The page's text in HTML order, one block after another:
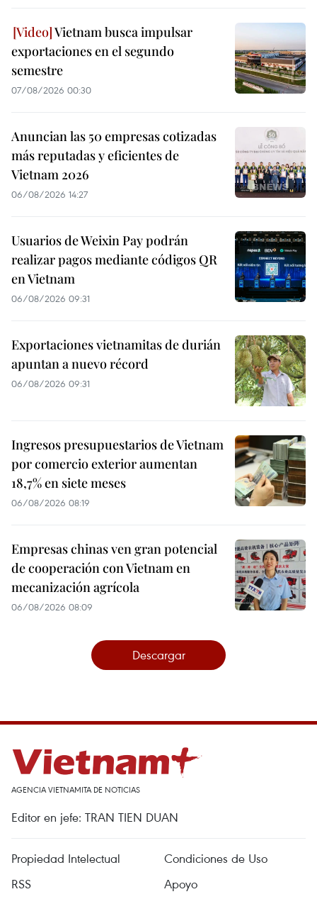
Vietnam busca impulsar
exportaciones en el segundo
semestre
07/08/2026 00:30
Anuncian las 50 empresas cotizadas
más reputadas y eficientes de
Vietnam 2026
06/08/2026 14:27
Usuarios de Weixin Pay podrán
realizar pagos mediante códigos QR
en Vietnam
06/08/2026 09:31
Exportaciones vietnamitas de durián
apuntan a nuevo récord
06/08/2026 09:31
Ingresos presupuestarios de Vietnam
por comercio exterior aumentan
18,7% en siete meses
06/08/2026 08:19
Empresas chinas ven gran potencial
de cooperación con Vietnam en
mecanización agrícola
06/08/2026 08:09
Descargar
AGENCIA VIETNAMITA DE NOTICIAS
Editor en jefe: TRAN TIEN DUAN
Propiedad Intelectual
Condiciones de Uso
RSS
Apoyo